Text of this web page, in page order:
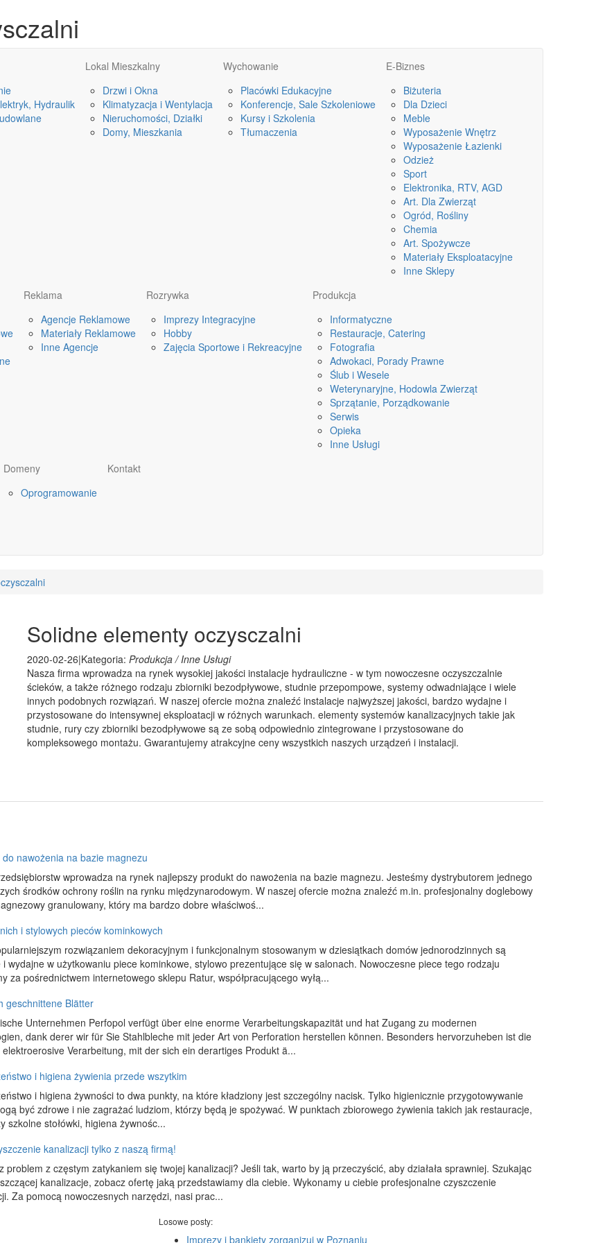
Hydraulik
Lokal Mieszkalny
Drzwi i Okna
Klimatyzacja i Wentylacja
Nieruchomości, Działki
Domy, Mieszkania
Wychowanie
Placówki Edukacyjne
Konferencje, Sale Szkoleniowe
Kursy i Szkolenia
Tłumaczenia
E-Biznes
Biżuteria
Dla Dzieci
Meble
Wyposażenie Wnętrz
Wyposażenie Łazienki
Odzież
Sport
Elektronika, RTV, AGD
Art. Dla Zwierząt
Ogród, Rośliny
Chemia
Art. Spożywcze
Materiały Eksploatacyjne
Inne Sklepy
Reklama
Agencje Reklamowe
Materiały Reklamowe
Inne Agencje
Rozrywka
Imprezy Integracyjne
Hobby
Zajęcia Sportowe i Rekreacyjne
Produkcja
Informatyczne
Restauracje, Catering
Fotografia
Adwokaci, Porady Prawne
Ślub i Wesele
Weterynaryjne, Hodowla Zwierząt
Sprzątanie, Porządkowanie
Serwis
Opieka
Inne Usługi
Domeny
Oprogramowanie
Kontakt
Solidne elementy oczysczalni
2020-02-26|Kategoria: Produkcja / Inne Usługi
Nasza firma wprowadza na rynek wysokiej jakości instalacje hydrauliczne - w tym nowoczesne oczyszczalnie
ścieków, a także różnego rodzaju zbiorniki bezodpływowe, studnie przepompowe, systemy odwadniające i wiele
innych podobnych rozwiązań. W naszej ofercie można znaleźć instalacje najwyższej jakości, bardzo wydajne i
przystosowane do intensywnej eksploatacji w różnych warunkach. elementy systemów kanalizacyjnych takie jak
studnie, rury czy zbiorniki bezodpływowe są ze sobą odpowiednio zintegrowane i przystosowane do
kompleksowego montażu. Gwarantujemy atrakcyjne ceny wszystkich naszych urządzeń i instalacji.
do nawożenia na bazie magnezu
wprowadza na rynek najlepszy produkt do nawożenia na bazie magnezu. Jesteśmy dystrybutorem jednego
środków ochrony roślin na rynku międzynarodowym. W naszej ofercie można znaleźć m.in. profesjonalny doglebowy
granulowany, który ma bardzo dobre właściwoś...
i stylowych pieców kominkowych
rozwiązaniem dekoracyjnym i funkcjonalnym stosowanym w dziesiątkach domów jednorodzinnych są
i wydajne w użytkowaniu piece kominkowe, stylowo prezentujące się w salonach. Nowoczesne piece tego rodzaju
za pośrednictwem internetowego sklepu Ratur, współpracującego wyłą...
geschnittene Blätter
Unternehmen Perfopol verfügt über eine enorme Verarbeitungskapazität und hat Zugang zu modernen
dank derer wir für Sie Stahlbleche mit jeder Art von Perforation herstellen können. Besonders hervorzuheben ist die
Verarbeitung, mit der sich ein derartiges Produkt ä...
i higiena żywienia przede wszytkim
i higiena żywności to dwa punkty, na które kładziony jest szczególny nacisk. Tylko higienicznie przygotowywanie
być zdrowe i nie zagrażać ludziom, którzy będą je spożywać. W punktach zbiorowego żywienia takich jak restauracje,
szkolne stołówki, higiena żywnośc...
kanalizacji tylko z naszą firmą!
problem z częstym zatykaniem się twojej kanalizacji? Jeśli tak, warto by ją przeczyścić, aby działała sprawniej. Szukając
kanalizacje, zobacz ofertę jaką przedstawiamy dla ciebie. Wykonamy u ciebie profesjonalne czyszczenie
Za pomocą nowoczesnych narzędzi, nasi prac...
Losowe posty:
Imprezy i bankiety zorganizuj w Poznaniu